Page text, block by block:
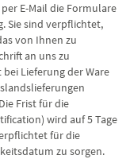
E-Mail die Formulare
Sie sind verpflichtet,
von Ihnen zu
an uns zu
Lieferung der Ware
Frist für die
wird auf 5 Tage
für die
zu sorgen.